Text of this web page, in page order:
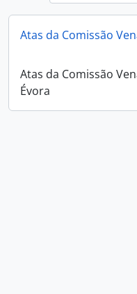
Atas da Comissão
Atas da Comissão
Évora